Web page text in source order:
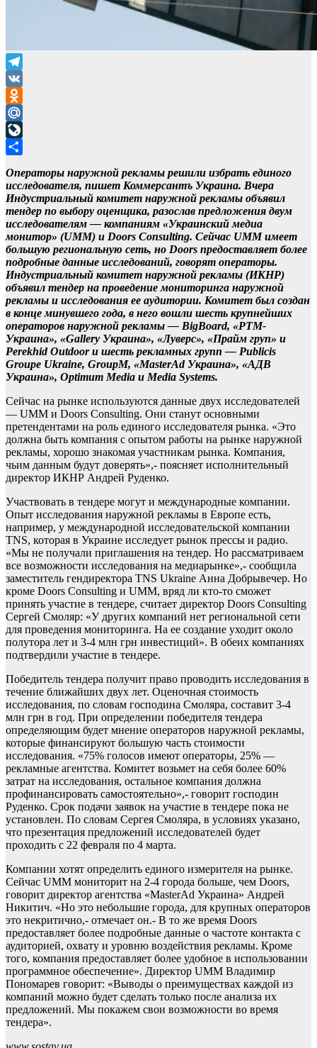
Telegram
VK
Odnoklassniki
Mail.Ru
LiveJournal
Операторы наружной рекламы решили избрать единого
исследователя, пишет Коммерсантъ Украина. Вчера
Индустриальный комитет наружной рекламы объявил
тендер по выбору оценщика, разослав предложения двум
исследователям — компаниям «Украинский медиа
монитор» (UMM) и Doors Consulting. Сейчас UMM имеет
большую региональную сеть, но Doors предоставляет более
подробные данные исследований, говорят операторы.
Индустриальный комитет наружной рекламы (ИКНР)
объявил тендер на проведение мониторинга наружной
рекламы и исследования ее аудитории. Комитет был создан
в конце минувшего года, в него вошли шесть крупнейших
операторов наружной рекламы — BigBoard, «РТМ-
Украина», «Gallery Украина», «Луверс», «Прайм груп» и
Perekhid Outdoor и шесть рекламных групп — Publicis
Groupe Ukraine, GroupM, «MasterAd Украина», «АДВ
Украина», Optimum Media и Media Systems.
Сейчас на рынке используются данные двух исследователей
— UMM и Doors Consulting. Они станут основными
претендентами на роль единого исследователя рынка. «Это
должна быть компания с опытом работы на рынке наружной
рекламы, хорошо знакомая участникам рынка. Компания,
чьим данным будут доверять»,- поясняет исполнительный
директор ИКНР Андрей Руденко.
Участвовать в тендере могут и международные компании.
Опыт исследования наружной рекламы в Европе есть,
например, у международной исследовательской компании
TNS, которая в Украине исследует рынок прессы и радио.
«Мы не получали приглашения на тендер. Но рассматриваем
все возможности исследования на медиарынке»,- сообщила
заместитель гендиректора TNS Ukraine Анна Добрывечер. Но
кроме Doors Consulting и UMM, вряд ли кто-то сможет
принять участие в тендере, считает директор Doors Consulting
Сергей Смоляр: «У других компаний нет региональной сети
для проведения мониторинга. На ее создание уходит около
полутора лет и 3-4 млн грн инвестиций». В обеих компаниях
подтвердили участие в тендере.
Победитель тендера получит право проводить исследования в
течение ближайших двух лет. Оценочная стоимость
исследования, по словам господина Смоляра, составит 3-4
млн грн в год. При определении победителя тендера
определяющим будет мнение операторов наружной рекламы,
которые финансируют большую часть стоимости
исследования. «75% голосов имеют операторы, 25% —
рекламные агентства. Комитет возьмет на себя более 60%
затрат на исследования, остальное компания должна
профинансировать самостоятельно»,- говорит господин
Руденко. Срок подачи заявок на участие в тендере пока не
установлен. По словам Сергея Смоляра, в условиях указано,
что презентация предложений исследователей будет
проходить с 22 февраля по 4 марта.
Компании хотят определить единого измерителя на рынке.
Сейчас UMM мониторит на 2-4 города больше, чем Doors,
говорит директор агентства «MasterAd Украина» Андрей
Никитич. «Но это небольшие города, для крупных операторов
это некритично,- отмечает он.- В то же время Doors
предоставляет более подробные данные о частоте контакта с
аудиторией, охвату и уровню воздействия рекламы. Кроме
того, компания предоставляет более удобное в использовании
программное обеспечение». Директор UMM Владимир
Пономарев говорит: «Выводы о преимуществах каждой из
компаний можно будет сделать только после анализа их
предложений. Мы покажем свои возможности во время
тендера».